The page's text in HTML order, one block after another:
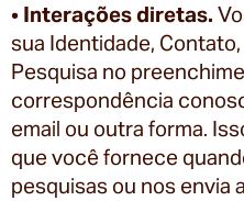
• Interações diretas.
sua Identidade,
Pesquisa no
correspondência
email ou outra forma.
que você fornece
pesquisas ou nos envia